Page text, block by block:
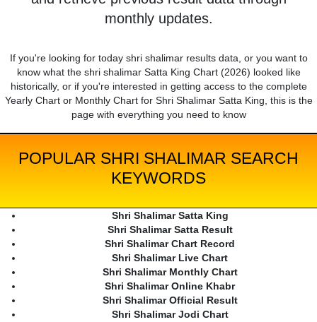
monthly updates.
If you're looking for today shri shalimar results data, or you want to
know what the shri shalimar Satta King Chart (2026) looked like
historically, or if you're interested in getting access to the complete
Yearly Chart or Monthly Chart for Shri Shalimar Satta King, this is the
page with everything you need to know
POPULAR SHRI SHALIMAR SEARCH
KEYWORDS
Shri Shalimar Satta King
Shri Shalimar Satta Result
Shri Shalimar Chart Record
Shri Shalimar Live Chart
Shri Shalimar Monthly Chart
Shri Shalimar Online Khabr
Shri Shalimar Official Result
Shri Shalimar Jodi Chart